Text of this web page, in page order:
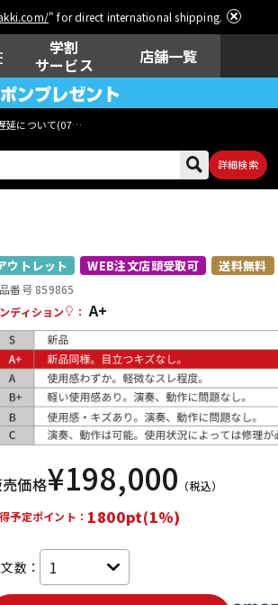
" for direct international shipping.
学割
サービス
店舗一覧
延について(07月29日
詳細検索
ウクレレ ドラム
その他楽器
レコーディン
グ機器
配信/ライブ
機器
ウトレット WEB注文店頭受取可 送料無料
番号 859865
ディション
： A+
価格¥198,000 （税込）
予定ポイント： 1800pt(1%)
数：